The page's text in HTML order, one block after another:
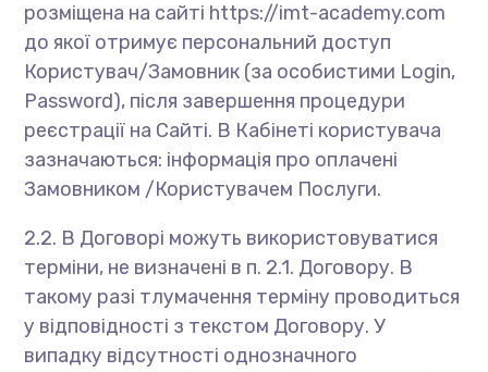
розміщена на сайті https://imt-academy.com
до якої отримує персональний доступ
Користувач/Замовник (за особистими Login,
Password), після завершення процедури
реєстрації на Сайті. В Кабінеті користувача
зазначаються: інформація про оплачені
Замовником /Користувачем Послуги.
2.2. В Договорі можуть використовуватися
терміни, не визначені в п. 2.1. Договору. В
такому разі тлумачення терміну проводиться
у відповідності з текстом Договору. У
випадку відсутності однозначного